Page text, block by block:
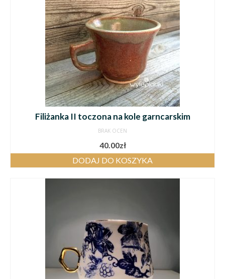
Filiżanka II toczona na kole garncarskim
BRAK OCEN
40.00zł
DODAJ DO KOSZYKA